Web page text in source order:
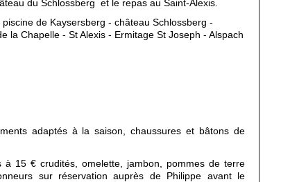
du Schlossberg  et le repas au Saint-Alexis.
de Kaysersberg - château Schlossberg -
la Chapelle - St Alexis - Ermitage St Joseph - Alspach
adaptés à la saison, chaussures et bâtons de
15 € crudités, omelette, jambon, pommes de terre
sur réservation auprès de Philippe avant le